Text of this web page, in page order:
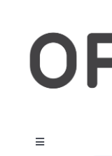
content
Toggle